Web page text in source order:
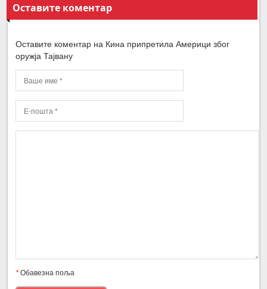
Оставите коментар
Оставите коментар на Кина припретила Америци због
оружја Тајвану
*Обавезна поља